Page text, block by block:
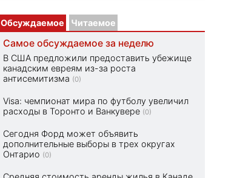
Обсуждаемое Читаемое
Самое обсуждаемое за неделю
В США предложили предоставить убежище
канадским евреям из-за роста
антисемитизма (0)
Visa: чемпионат мира по футболу увеличил
расходы в Торонто и Ванкувере (0)
Сегодня Форд может объявить
дополнительные выборы в трех округах
Онтарио (0)